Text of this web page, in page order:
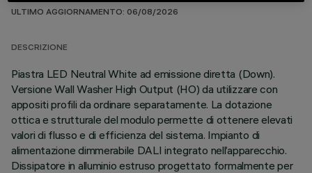
ULTIMO AGGIORNAMENTO: 06/08/2026
DESCRIZIONE
Piastra LED Neutral White ad emissione diretta (Down).
Versione Wall Washer High Output (HO) da utilizzare con
appositi profili da ordinare separatamente. La dotazione
ottica e strutturale del modulo permette di ottenere elevati
valori di flusso e di efficienza del sistema. Impianto di
alimentazione dimmerabile DALI integrato nell’apparecchio.
Dissipatore in alluminio estruso progettato formalmente per